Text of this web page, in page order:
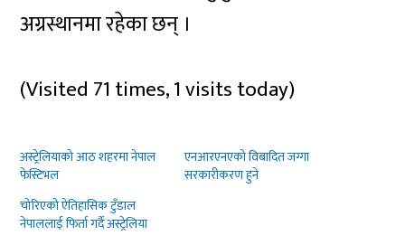
अग्रस्थानमा रहेका छन् ।
(Visited 71 times, 1 visits today)
अस्ट्रेलियाको आठ शहरमा नेपाल
फेस्टिभल
एनआरएनएको विबादित जग्गा
सरकारीकरण हुने
चोरिएको ऐतिहासिक टुँडाल
नेपाललाई फिर्ता गर्दै अस्ट्रेलिया